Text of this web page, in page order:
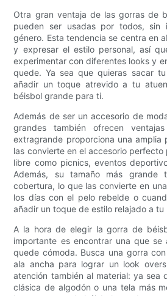
Otra gran ventaja de las gorras de
pueden ser usadas por todos,
género. Esta tendencia se centra en
y expresar el estilo personal, así
experimentar con diferentes looks y
quede. Ya sea que quieras sacar
añadir un toque atrevido a tu
béisbol grande para ti.
Además de ser un accesorio de
grandes también ofrecen
extragrande proporciona una amplia
las convierte en el accesorio
libre como picnics, eventos
Además, su tamaño más grande
cobertura, lo que las convierte en
los días con el pelo rebelde o
añadir un toque de estilo relajado a tu
A la hora de elegir la gorra de
importante es encontrar una que
quede cómoda. Busca una gorra
ala ancha para lograr un look
atención también al material: ya sea
clásica de algodón o una tela más